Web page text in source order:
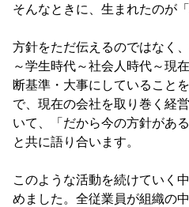
そんなときに、生まれたのが
方針をただ伝えるのではなく
～学生時代～社会人時代～現
断基準・大事にしていること
で、現在の会社を取り巻く経
いて、「だから今の方針があ
と共に語り合います。
このような活動を続けていく
めました。全従業員が組織の